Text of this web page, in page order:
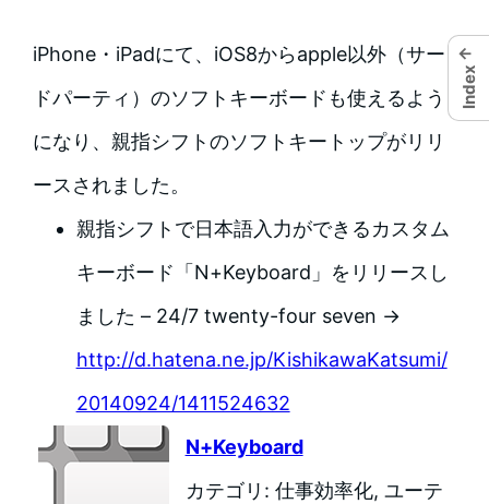
iPhone・iPadにて、iOS8からapple以外（サー
ドパーティ）のソフトキーボードも使えるよう
になり、親指シフトのソフトキートップがリリ
ースされました。
親指シフトで日本語入力ができるカスタム
キーボード「N+Keyboard」をリリースし
ました – 24/7 twenty-four seven →
http://d.hatena.ne.jp/KishikawaKatsumi/
20140924/1411524632
N+Keyboard
カテゴリ: 仕事効率化, ユーテ
←
Index